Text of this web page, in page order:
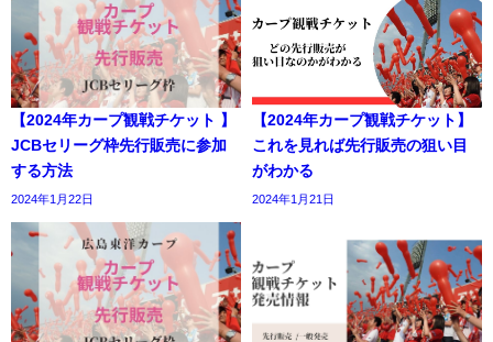
【2024年カープ観戦チケット 】
JCBセリーグ枠先行販売に参加
する方法
2024年1月22日
【2024年カープ観戦チケット】
これを見れば先行販売の狙い目
がわかる
2024年1月21日